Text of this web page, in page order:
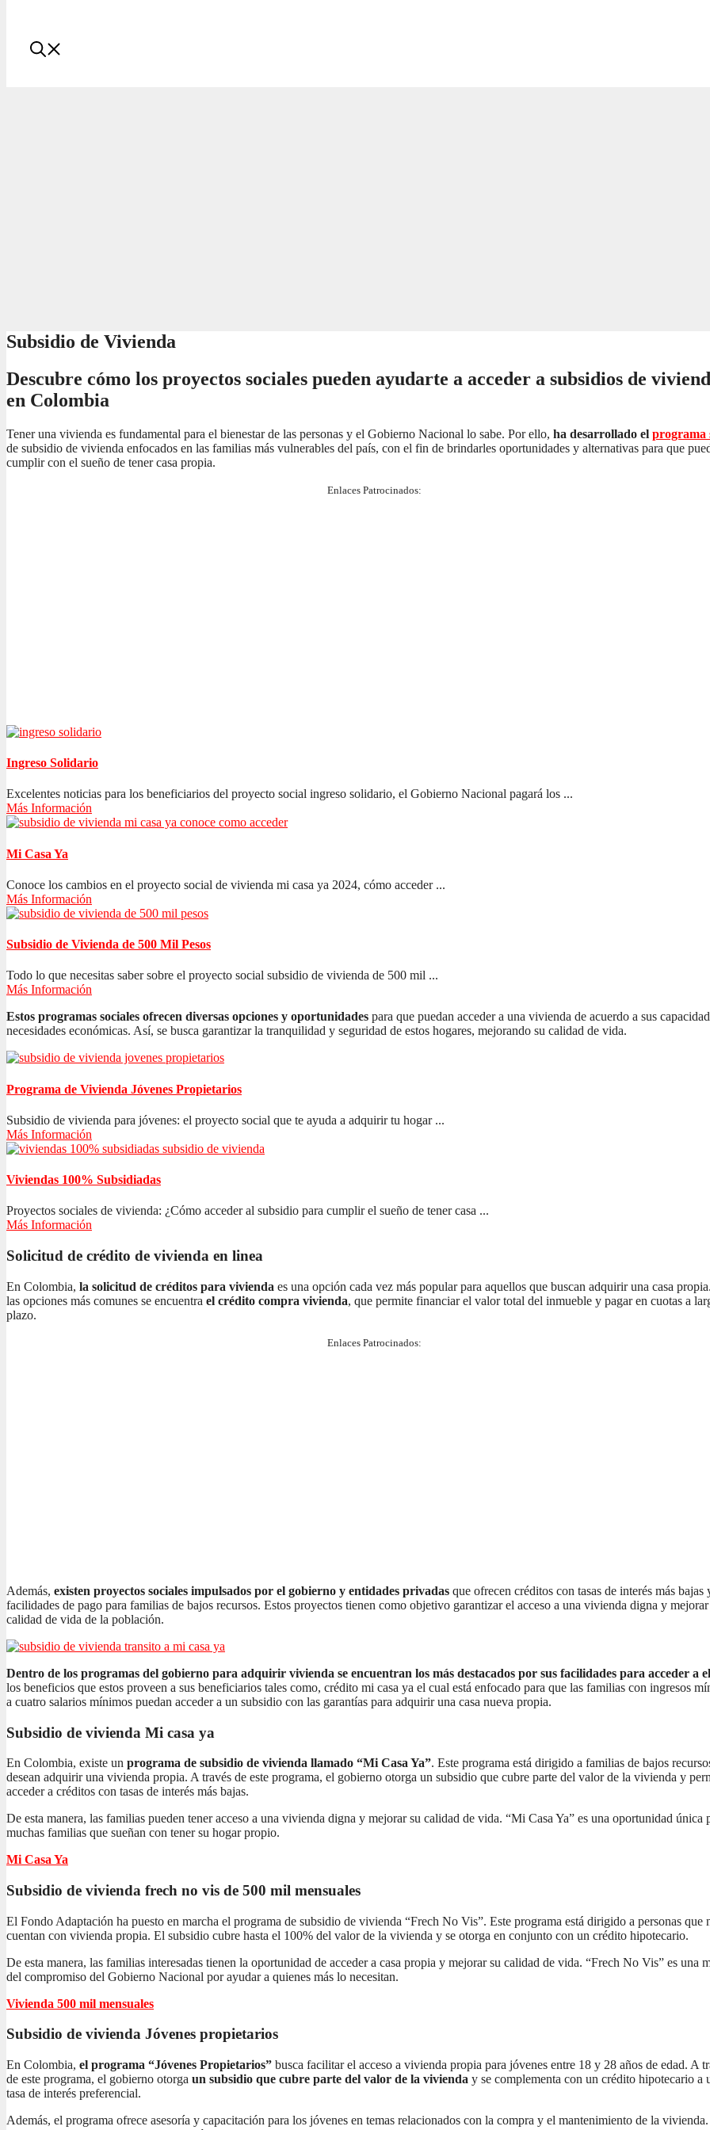
Subsidio de Vivienda
Descubre cómo los proyectos sociales pueden ayudarte a acceder a subsidios de
en Colombia
Tener una vivienda es fundamental para el bienestar de las personas y el Gobierno Nacional lo sabe. Por ello, ha desarrollado el programa
de subsidio de vivienda enfocados en las familias más vulnerables del país, con el fin de brindarles oportunidades y alternativas para que
cumplir con el sueño de tener casa propia.
Enlaces Patrocinados:
Ingreso Solidario
Excelentes noticias para los beneficiarios del proyecto social ingreso solidario, el Gobierno Nacional pagará los ...
Más Información
Mi Casa Ya
Conoce los cambios en el proyecto social de vivienda mi casa ya 2024, cómo acceder ...
Más Información
Subsidio de Vivienda de 500 Mil Pesos
Todo lo que necesitas saber sobre el proyecto social subsidio de vivienda de 500 mil ...
Más Información
Estos programas sociales ofrecen diversas opciones y oportunidades para que puedan acceder a una vivienda de acuerdo a sus
necesidades económicas. Así, se busca garantizar la tranquilidad y seguridad de estos hogares, mejorando su calidad de vida.
Programa de Vivienda Jóvenes Propietarios
Subsidio de vivienda para jóvenes: el proyecto social que te ayuda a adquirir tu hogar ...
Más Información
Viviendas 100% Subsidiadas
Proyectos sociales de vivienda: ¿Cómo acceder al subsidio para cumplir el sueño de tener casa ...
Más Información
Solicitud de crédito de vivienda en linea
En Colombia, la solicitud de créditos para vivienda es una opción cada vez más popular para aquellos que buscan adquirir una casa
las opciones más comunes se encuentra el crédito compra vivienda, que permite financiar el valor total del inmueble y pagar en cuotas a
plazo.
Enlaces Patrocinados:
Además, existen proyectos sociales impulsados por el gobierno y entidades privadas que ofrecen créditos con tasas de interés más bajas
facilidades de pago para familias de bajos recursos. Estos proyectos tienen como objetivo garantizar el acceso a una vivienda digna y
calidad de vida de la población.
Dentro de los programas del gobierno para adquirir vivienda se encuentran los más destacados por sus facilidades para acceder a
los beneficios que estos proveen a sus beneficiarios tales como, crédito mi casa ya el cual está enfocado para que las familias con ingresos
a cuatro salarios mínimos puedan acceder a un subsidio con las garantías para adquirir una casa nueva propia.
Subsidio de vivienda Mi casa ya
En Colombia, existe un programa de subsidio de vivienda llamado “Mi Casa Ya”. Este programa está dirigido a familias de bajos
desean adquirir una vivienda propia. A través de este programa, el gobierno otorga un subsidio que cubre parte del valor de la vivienda y
acceder a créditos con tasas de interés más bajas.
De esta manera, las familias pueden tener acceso a una vivienda digna y mejorar su calidad de vida. “Mi Casa Ya” es una oportunidad única
muchas familias que sueñan con tener su hogar propio.
Mi Casa Ya
Subsidio de vivienda frech no vis de 500 mil mensuales
El Fondo Adaptación ha puesto en marcha el programa de subsidio de vivienda “Frech No Vis”. Este programa está dirigido a personas que
cuentan con vivienda propia. El subsidio cubre hasta el 100% del valor de la vivienda y se otorga en conjunto con un crédito hipotecario.
De esta manera, las familias interesadas tienen la oportunidad de acceder a casa propia y mejorar su calidad de vida. “Frech No Vis” es una
del compromiso del Gobierno Nacional por ayudar a quienes más lo necesitan.
Vivienda 500 mil mensuales
Subsidio de vivienda Jóvenes propietarios
En Colombia, el programa “Jóvenes Propietarios” busca facilitar el acceso a vivienda propia para jóvenes entre 18 y 28 años de edad. A
de este programa, el gobierno otorga un subsidio que cubre parte del valor de la vivienda y se complementa con un crédito hipotecario a
tasa de interés preferencial.
Además, el programa ofrece asesoría y capacitación para los jóvenes en temas relacionados con la compra y el mantenimiento de la